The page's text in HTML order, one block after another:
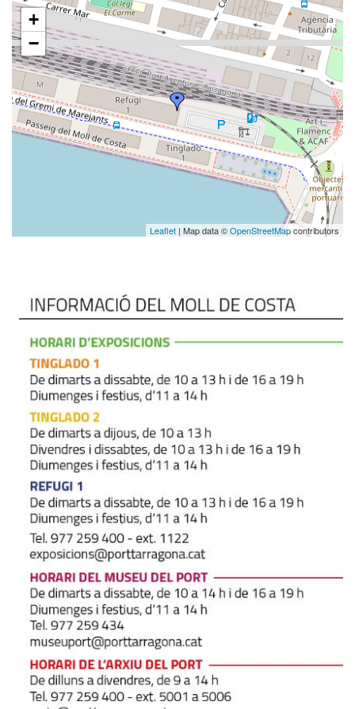
+
−
Leaflet | Map data ©OpenStreetMapcontributors